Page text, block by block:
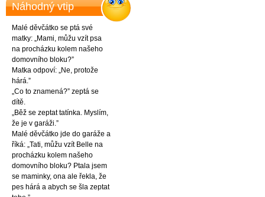
Náhodný vtip
Malé děvčátko se ptá své
matky: „Mami, můžu vzít psa
na procházku kolem našeho
domovního bloku?”
Matka odpoví: „Ne, protože
hárá.”
„Co to znamená?” zeptá se
dítě.
„Běž se zeptat tatínka. Myslím,
že je v garáži.”
Malé děvčátko jde do garáže a
říká: „Tati, můžu vzít Belle na
procházku kolem našeho
domovního bloku? Ptala jsem
se maminky, ona ale řekla, že
pes hárá a abych se šla zeptat